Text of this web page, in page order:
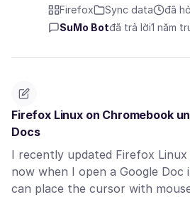
Firefox Sync data
đã
SuMo Botđã trả lời1 năm
Firefox Linux on Chromebook
Docs
I recently updated Firefox
now when I open a Google Doc
can place the cursor with